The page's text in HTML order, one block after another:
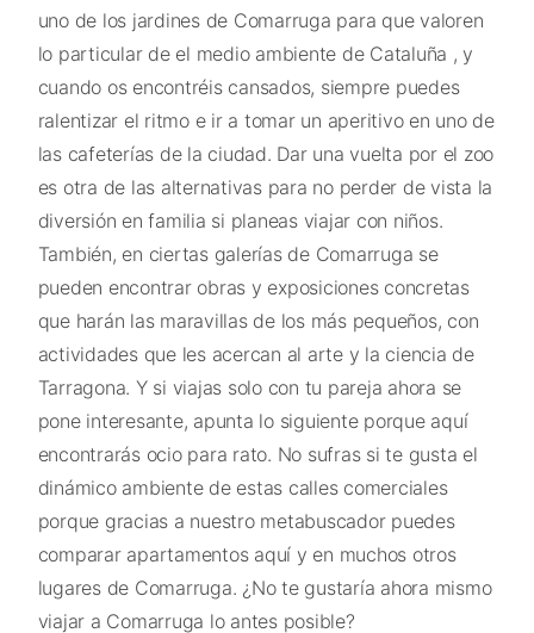
uno de los jardines de Comarruga para que valoren
lo particular de el medio ambiente de Cataluña , y
cuando os encontréis cansados, siempre puedes
ralentizar el ritmo e ir a tomar un aperitivo en uno de
las cafeterías de la ciudad. Dar una vuelta por el zoo
es otra de las alternativas para no perder de vista la
diversión en familia si planeas viajar con niños.
También, en ciertas galerías de Comarruga se
pueden encontrar obras y exposiciones concretas
que harán las maravillas de los más pequeños, con
actividades que les acercan al arte y la ciencia de
Tarragona. Y si viajas solo con tu pareja ahora se
pone interesante, apunta lo siguiente porque aquí
encontrarás ocio para rato. No sufras si te gusta el
dinámico ambiente de estas calles comerciales
porque gracias a nuestro metabuscador puedes
comparar apartamentos aquí y en muchos otros
lugares de Comarruga. ¿No te gustaría ahora mismo
viajar a Comarruga lo antes posible?